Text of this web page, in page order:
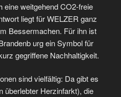
eine weitgehend CO2-freie
liegt für WELZER ganz
Bessermachen. Für ihn ist
urg ein Symbol für
gegriffene Nachhaltigkeit.
sind vielfältig: Da gibt es
überlebter Herzinfarkt), die